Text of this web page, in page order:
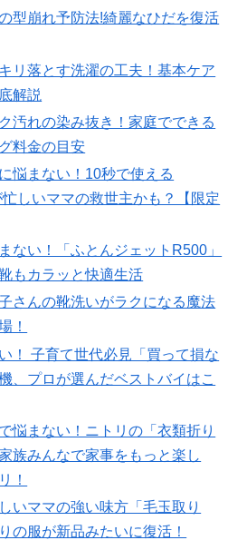
型崩れ予防法!綺麗なひだを復活
リ落とす洗濯の工夫！基本ケア
解説
汚れの染み抜き！家庭でできる
料金の目安
悩まない！10秒で使える
忙しいママの救世主かも？【限定
ない！「ふとんジェットR500」
もカラッと快適生活
さんの靴洗いがラクになる魔法
！
！ 子育て世代必見「買って損な
、プロが選んだベストバイはこ
悩まない！ニトリの「衣類折り
族みんなで家事をもっと楽し
！
いママの強い味方「毛玉取り
の服が新品みたいに復活！